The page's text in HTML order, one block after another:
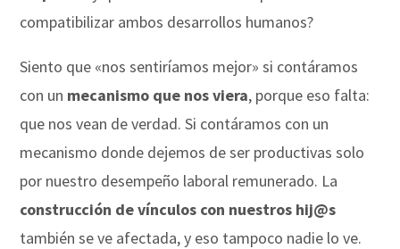
compatibilizar ambos desarrollos humanos?
Siento que «nos sentiríamos mejor» si contáramos
con un mecanismo que nos viera, porque eso falta:
que nos vean de verdad. Si contáramos con un
mecanismo donde dejemos de ser productivas solo
por nuestro desempeño laboral remunerado. La
construcción de vínculos con nuestros hij@s
también se ve afectada, y eso tampoco nadie lo ve.